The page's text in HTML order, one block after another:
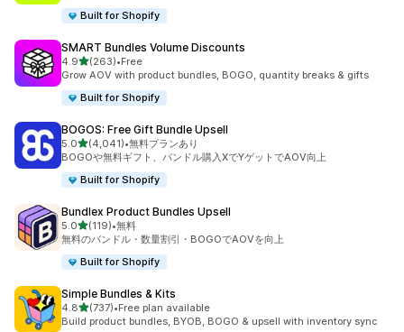
Built for Shopify
SMART Bundles Volume Discounts
4.95つ星中
(263)
合計レビュー数：263件
•Free
Grow AOV with product bundles, BOGO, quantity breaks & gifts
Built for Shopify
BOGOS: Free Gift Bundle Upsell
5.05つ星中
(4,041)
合計レビュー数：4041件
•無料プランあり
BOGOや無料ギフト、バンドル購入XでYゲットでAOV向上
Built for Shopify
Bundlex Product Bundles Upsell
5.05つ星中
(119)
合計レビュー数：119件
•無料
無料のバンドル・数量割引・BOGOでAOVを向上
Built for Shopify
Simple Bundles & Kits
4.85つ星中
(737)
合計レビュー数：737件
•Free plan available
Build product bundles, BYOB, BOGO & upsell with inventory sync